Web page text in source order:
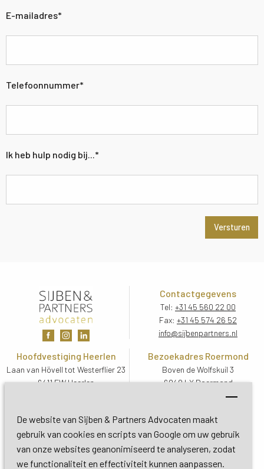
De website van Sijben & Partners Advocaten maakt
gebruik van cookies en scripts van Google om uw gebruik
van onze websites geanonimiseerd te analyseren, zodat
we functionaliteit en effectiviteit kunnen aanpassen.
E-mailadres*
Telefoonnummer*
Ik heb hulp nodig bij...*
Contactgegevens
Tel: +31 45 560 22 00
Fax: +31 45 574 26 52
info@sijbenpartners.nl
Hoofdvestiging Heerlen
Laan van Hövell tot Westerflier 23
6411 EW Heerlen
Bezoekadres Roermond
Boven de Wolfskuil 3
6049 LX Roermond
Routebeschrijving
Bezoekadres De Bilt
Soestdijkseweg Zuid 13
3732 HC De Bilt (Utrecht)
Routebeschrijving